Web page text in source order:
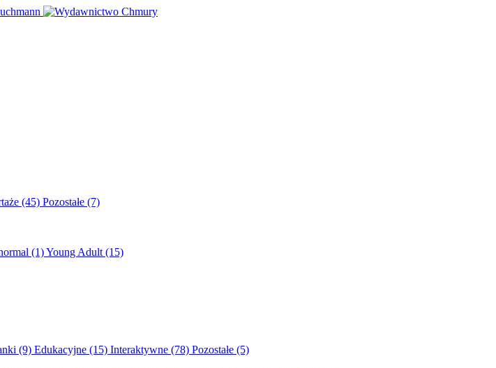
(45) Pozostałe (7)
(1)Young Adult (15)
(9) Edukacyjne (15) Interaktywne (78) Pozostałe (5)